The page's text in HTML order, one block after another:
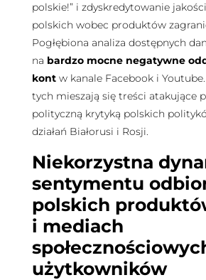
polskie!” i zdyskredytowanie
polskich wobec produktów
Pogłębiona analiza dostępnych
na bardzo mocne negatywne
kontw kanale Facebook i
tych mieszają się treści atakujące
polityczną krytyką polskich
działań Białorusi i Rosji.
Niekorzystna
sentymentu
polskich
i mediach
użytkowników